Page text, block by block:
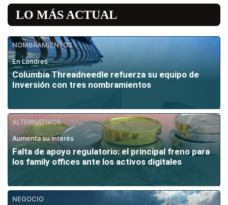
LO MÁS ACTUAL
NOMBRAMIENTOS
En Londres
Columbia Threadneedle refuerza su equipo de
Inversión con tres nombramientos
ALTERNATIVOS
Aumenta su interés
Falta de apoyo regulatorio: el principal freno para
los family offices ante los activos digitales
NEGOCIO